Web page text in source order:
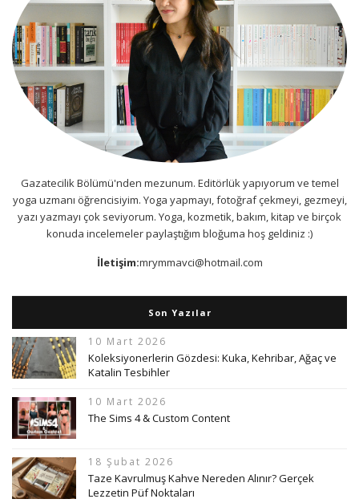
Gazatecilik Bölümü'nden mezunum. Editörlük yapıyorum ve temel
yoga uzmanı öğrencisiyim. Yoga yapmayı, fotoğraf çekmeyi, gezmeyi,
yazı yazmayı çok seviyorum. Yoga, kozmetik, bakım, kitap ve birçok
konuda incelemeler paylaştığım bloğuma hoş geldiniz :)
İletişim:mrymmavci@hotmail.com
Son Yazılar
10 Mart 2026
Koleksiyonerlerin Gözdesi: Kuka, Kehribar, Ağaç ve
Katalin Tesbihler
10 Mart 2026
The Sims 4 & Custom Content
18 Şubat 2026
Taze Kavrulmuş Kahve Nereden Alınır? Gerçek
Lezzetin Püf Noktaları